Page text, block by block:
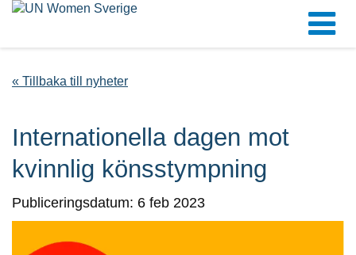
« Tillbaka till nyheter
Internationella dagen mot
kvinnlig könsstympning
Publiceringsdatum: 6 feb 2023